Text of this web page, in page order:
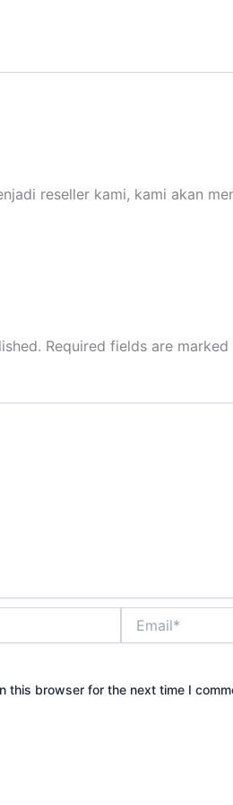
reseller kami, kami akan
Required fields are marked
this browser for the next time I